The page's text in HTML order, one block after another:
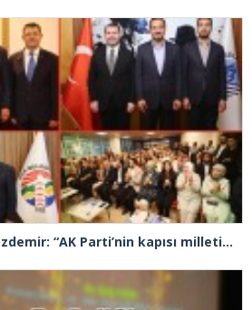
İl Başkanı Abdullah Özdemir: “AK Parti’nin kapısı milletine hizmet etmek isteyen herkese açıktır”